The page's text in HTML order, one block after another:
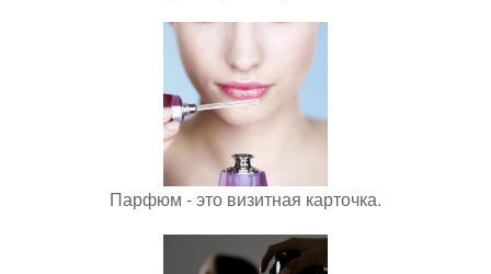
Парфюм - это визитная карточка.